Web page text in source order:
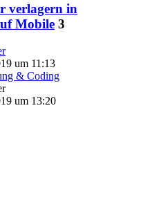
verlagern in
Mobile 3
um 11:13
& Coding
um 13:20